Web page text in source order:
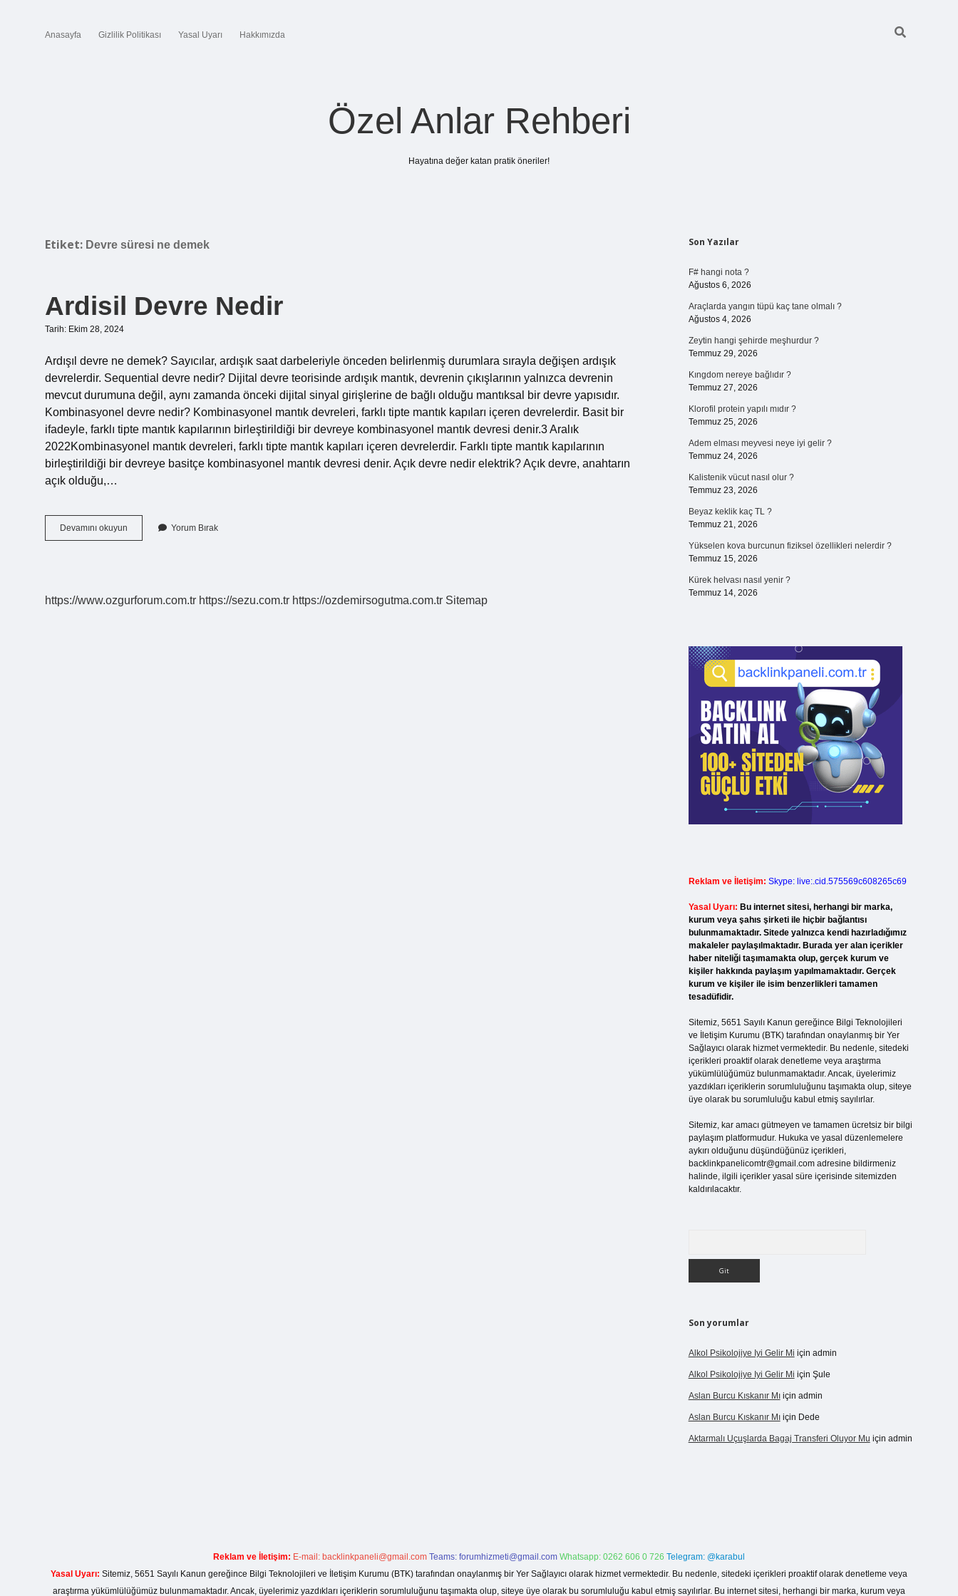
Anasayfa Gizlilik Politikası Yasal Uyarı Hakkımızda
Özel Anlar Rehberi
Hayatına değer katan pratik öneriler!
Etiket: Devre süresi ne demek
Ardisil Devre Nedir
Tarih: Ekim 28, 2024
Ardışıl devre ne demek? Sayıcılar, ardışık saat darbeleriyle önceden belirlenmiş durumlara sırayla değişen ardışık
devrelerdir. Sequential devre nedir? Dijital devre teorisinde ardışık mantık, devrenin çıkışlarının yalnızca devrenin
mevcut durumuna değil, aynı zamanda önceki dijital sinyal girişlerine de bağlı olduğu mantıksal bir devre yapısıdır.
Kombinasyonel devre nedir? Kombinasyonel mantık devreleri, farklı tipte mantık kapıları içeren devrelerdir. Basit bir
ifadeyle, farklı tipte mantık kapılarının birleştirildiği bir devreye kombinasyonel mantık devresi denir.3 Aralık
2022Kombinasyonel mantık devreleri, farklı tipte mantık kapıları içeren devrelerdir. Farklı tipte mantık kapılarının
birleştirildiği bir devreye basitçe kombinasyonel mantık devresi denir. Açık devre nedir elektrik? Açık devre, anahtarın
açık olduğu,…
Devamını okuyun
Devre
Yorum Bırak
https://www.ozgurforum.com.tr https://sezu.com.tr https://ozdemirsogutma.com.tr Sitemap
Sidebar
Son Yazılar
F# hangi nota ?
Ağustos 6, 2026
Araçlarda yangın tüpü kaç tane olmalı ?
Ağustos 4, 2026
Zeytin hangi şehirde meşhurdur ?
Temmuz 29, 2026
Kıngdom nereye bağlıdır ?
Temmuz 27, 2026
Klorofil protein yapılı mıdır ?
Temmuz 25, 2026
Adem elması meyvesi neye iyi gelir ?
Temmuz 24, 2026
Kalistenik vücut nasıl olur ?
Temmuz 23, 2026
Beyaz keklik kaç TL ?
Temmuz 21, 2026
Yükselen kova burcunun fiziksel özellikleri nelerdir ?
Temmuz 15, 2026
Kürek helvası nasıl yenir ?
Temmuz 14, 2026
Reklam ve İletişim: Skype: live:.cid.575569c608265c69
Yasal Uyarı: Bu internet sitesi, herhangi bir marka,
kurum veya şahıs şirketi ile hiçbir bağlantısı
bulunmamaktadır. Sitede yalnızca kendi hazırladığımız
makaleler paylaşılmaktadır. Burada yer alan içerikler
haber niteliği taşımamakta olup, gerçek kurum ve
kişiler hakkında paylaşım yapılmamaktadır. Gerçek
kurum ve kişiler ile isim benzerlikleri tamamen
tesadüfidir.
Sitemiz, 5651 Sayılı Kanun gereğince Bilgi Teknolojileri
ve İletişim Kurumu (BTK) tarafından onaylanmış bir Yer
Sağlayıcı olarak hizmet vermektedir. Bu nedenle, sitedeki
içerikleri proaktif olarak denetleme veya araştırma
yükümlülüğümüz bulunmamaktadır. Ancak, üyelerimiz
yazdıkları içeriklerin sorumluluğunu taşımakta olup, siteye
üye olarak bu sorumluluğu kabul etmiş sayılırlar.
Sitemiz, kar amacı gütmeyen ve tamamen ücretsiz bir bilgi
paylaşım platformudur. Hukuka ve yasal düzenlemelere
aykırı olduğunu düşündüğünüz içerikleri,
backlinkpanelicomtr@gmail.comadresine bildirmeniz
halinde, ilgili içerikler yasal süre içerisinde sitemizden
kaldırılacaktır.
Son yorumlar
Alkol Psikolojiye Iyi Gelir Mi için admin
Alkol Psikolojiye Iyi Gelir Mi için Şule
Aslan Burcu Kıskanır Mıiçin admin
Aslan Burcu Kıskanır Mıiçin Dede
Aktarmalı Uçuşlarda Bagaj Transferi Oluyor Mu için admin
Reklam ve İletişim: E-mail: backlinkpaneli@gmail.com Teams: forumhizmeti@gmail.com Whatsapp: 0262 606 0 726 Telegram: @karabul
Yasal Uyarı: Sitemiz, 5651 Sayılı Kanun gereğince Bilgi Teknolojileri ve İletişim Kurumu (BTK) tarafından onaylanmış bir Yer Sağlayıcı olarak hizmet vermektedir. Bu nedenle, sitedeki içerikleri proaktif olarak denetleme veya
araştırma yükümlülüğümüz bulunmamaktadır. Ancak, üyelerimiz yazdıkları içeriklerin sorumluluğunu taşımakta olup, siteye üye olarak bu sorumluluğu kabul etmiş sayılırlar. Bu internet sitesi, herhangi bir marka, kurum veya